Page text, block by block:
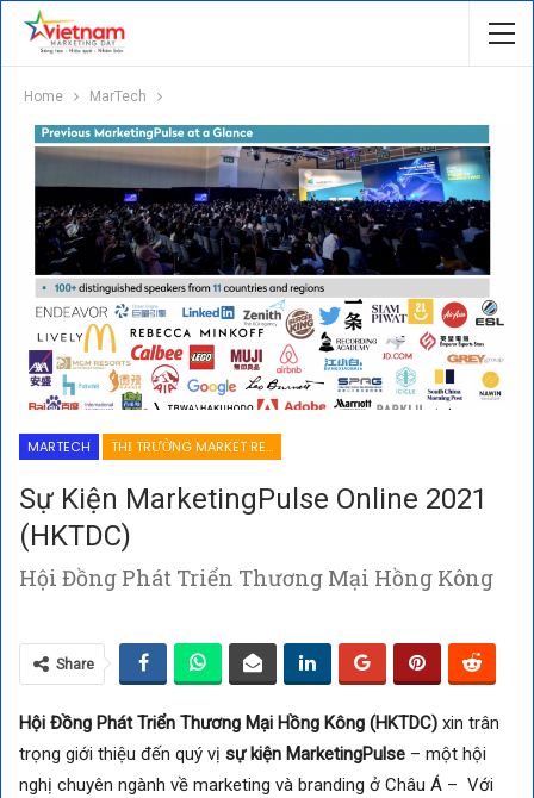
Home MarTech
MARTECH THỊ TRƯỜNG MARKET RESEARCH
Sự Kiện MarketingPulse Online 2021
(HKTDC)
Hội Đồng Phát Triển Thương Mại Hồng Kông
Share
Hội Đồng Phát Triển Thương Mại Hồng Kông (HKTDC) xin trân
trọng giới thiệu đến quý vị sự kiện MarketingPulse – một hội
nghị chuyên ngành về marketing và branding ở Châu Á – Với